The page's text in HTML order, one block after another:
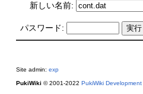
新しい名前:
パスワード:
Site admin: exp
PukiWiki © 2001-2022 PukiWiki Development